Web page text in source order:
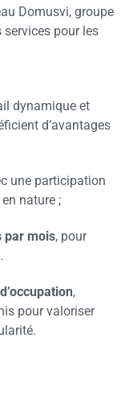
Domusvi, groupe
services pour les
dynamique et
d’avantages
une participation
nature ;
par mois, pour
,
pour valoriser